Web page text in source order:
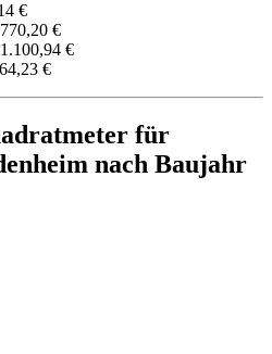
€
€
€
€
für
nach Baujahr